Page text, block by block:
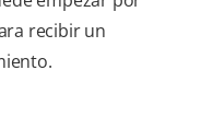
recibir un